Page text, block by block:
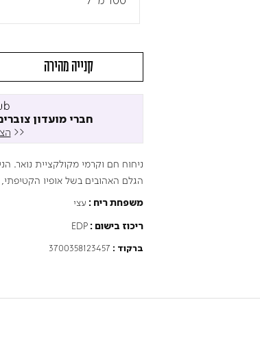
קנייה מהירה
חברי מועדון
<<
ניחוח חם וקרמי מקולקציית נואר.
הגלם האהובים בשל אופיו
משפחת ריח : עצי
ריכוז בישום :EDP
ברקוד : 3700358123457